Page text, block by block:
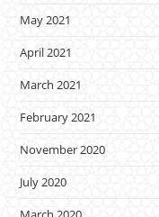
May 2021
April 2021
March 2021
February 2021
November 2020
July 2020